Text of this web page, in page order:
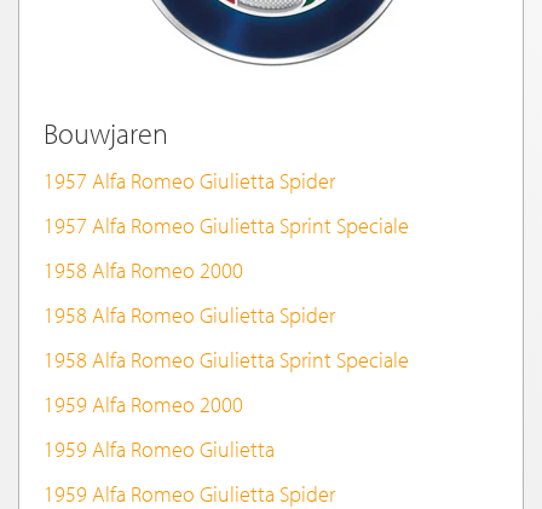
Bouwjaren
1957 Alfa Romeo Giulietta Spider
1957 Alfa Romeo Giulietta Sprint Speciale
1958 Alfa Romeo 2000
1958 Alfa Romeo Giulietta Spider
1958 Alfa Romeo Giulietta Sprint Speciale
1959 Alfa Romeo 2000
1959 Alfa Romeo Giulietta
1959 Alfa Romeo Giulietta Spider